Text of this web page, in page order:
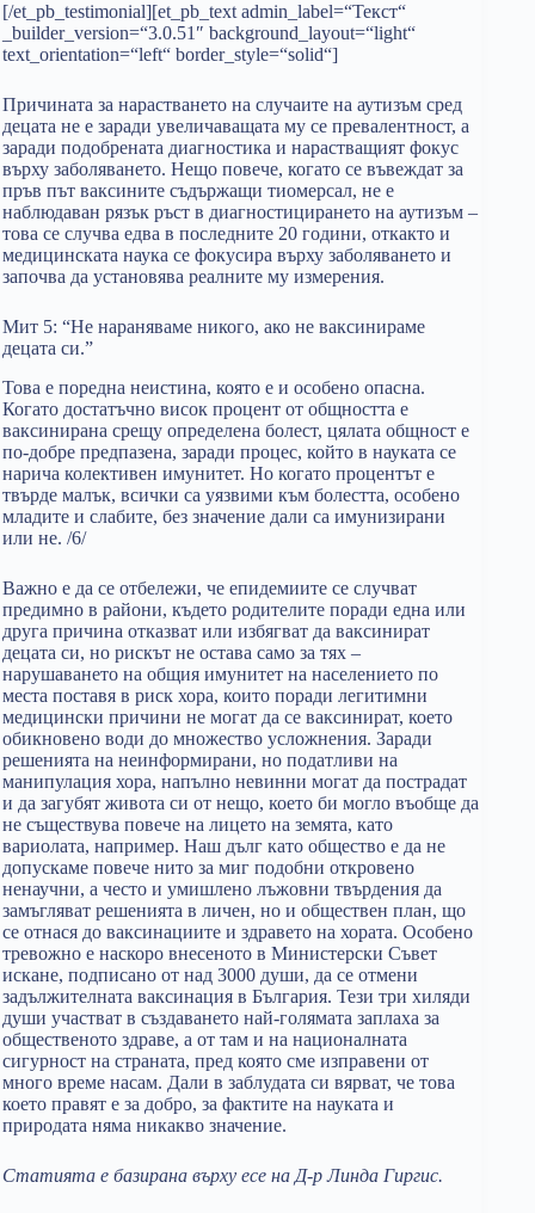
[/et_pb_testimonial][et_pb_text admin_label=“Текст“
_builder_version=“3.0.51″ background_layout=“light“
text_orientation=“left“ border_style=“solid“]
Причината за нарастването на случаите на аутизъм сред
децата не е заради увеличаващата му се превалентност, а
заради подобрената диагностика и нарастващият фокус
върху заболяването. Нещо повече, когато се въвеждат за
пръв път ваксините съдържащи тиомерсал, не е
наблюдаван рязък ръст в диагностицирането на аутизъм –
това се случва едва в последните 20 години, откакто и
медицинската наука се фокусира върху заболяването и
започва да установява реалните му измерения.
Мит 5: “Не нараняваме никого, ако не ваксинираме
децата си.”
Това е поредна неистина, която е и особено опасна.
Когато достатъчно висок процент от общността е
ваксинирана срещу определена болест, цялата общност е
по-добре предпазена, заради процес, който в науката се
нарича колективен имунитет. Но когато процентът е
твърде малък, всички са уязвими към болестта, особено
младите и слабите, без значение дали са имунизирани
или не. /6/
Важно е да се отбележи, че епидемиите се случват
предимно в райони, където родителите поради една или
друга причина отказват или избягват да ваксинират
децата си, но рискът не остава само за тях –
нарушаването на общия имунитет на населението по
места поставя в риск хора, които поради легитимни
медицински причини не могат да се ваксинират, което
обикновено води до множество усложнения. Заради
решенията на неинформирани, но податливи на
манипулация хора, напълно невинни могат да пострадат
и да загубят живота си от нещо, което би могло въобще да
не съществува повече на лицето на земята, като
вариолата, например. Наш дълг като общество е да не
допускаме повече нито за миг подобни откровено
ненаучни, а често и умишлено лъжовни твърдения да
замъгляват решенията в личен, но и обществен план, що
се отнася до ваксинациите и здравето на хората. Особено
тревожно е наскоро внесеното в Министерски Съвет
искане, подписано от над 3000 души, да се отмени
задължителната ваксинация в България. Тези три хиляди
души участват в създаването най-голямата заплаха за
общественото здраве, а от там и на националната
сигурност на страната, пред която сме изправени от
много време насам. Дали в заблудата си вярват, че това
което правят е за добро, за фактите на науката и
природата няма никакво значение.
Статията е базирана върху есе на Д-р Линда Гиргис.